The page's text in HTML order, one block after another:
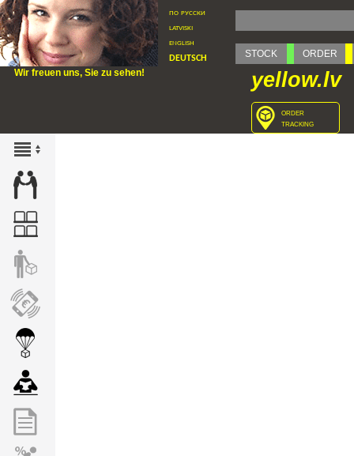
Wir freuen uns, Sie zu sehen!
по русски
latviski
english
deutsch STOCK ORDER
yellow.lv
order
tracking